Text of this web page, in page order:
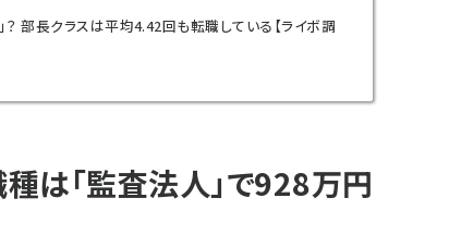
部長クラスは平均4.42回も転職している【ライボ調
は「監査法人」で928万円